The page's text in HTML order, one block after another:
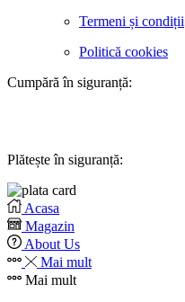
Termeni și condiții
Politică cookies
Cumpără în siguranță:
Plătește în siguranță:
Acasa
Magazin
About Us
Mai mult
Mai mult